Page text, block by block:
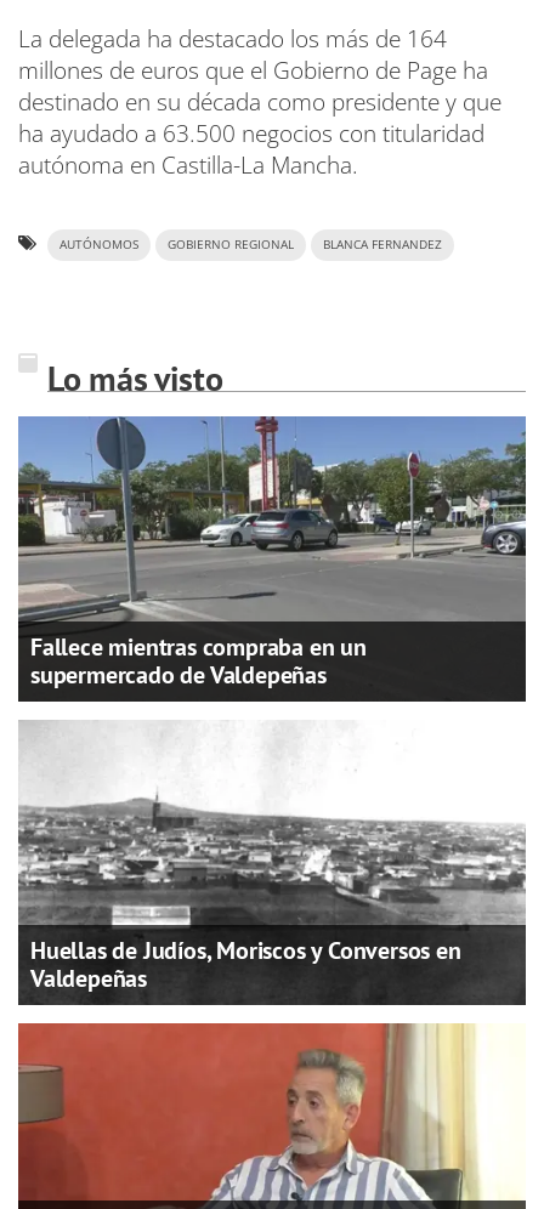
La delegada ha destacado los más de 164
millones de euros que el Gobierno de Page ha
destinado en su década como presidente y que
ha ayudado a 63.500 negocios con titularidad
autónoma en Castilla-La Mancha.
AUTÓNOMOS GOBIERNO REGIONAL BLANCA FERNANDEZ
Lo más visto
Fallece mientras compraba en un
supermercado de Valdepeñas
Huellas de Judíos, Moriscos y Conversos en
Valdepeñas